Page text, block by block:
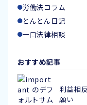
労働法コラム
とんとん日記
一口法律相談
おすすめ記事
利益相
願い